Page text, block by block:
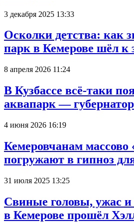
3 декабря 2025 13:33
Осколки детства: как
парк в Кемерове шёл к
8 апреля 2026 11:24
В Кузбассе всё-таки
аквапарк — губернатор
4 июня 2026 16:19
Кемеровчанам массово
погружают в гипноз
31 июля 2025 13:25
Свиные головы, ужас и
в Кемерове прошёл